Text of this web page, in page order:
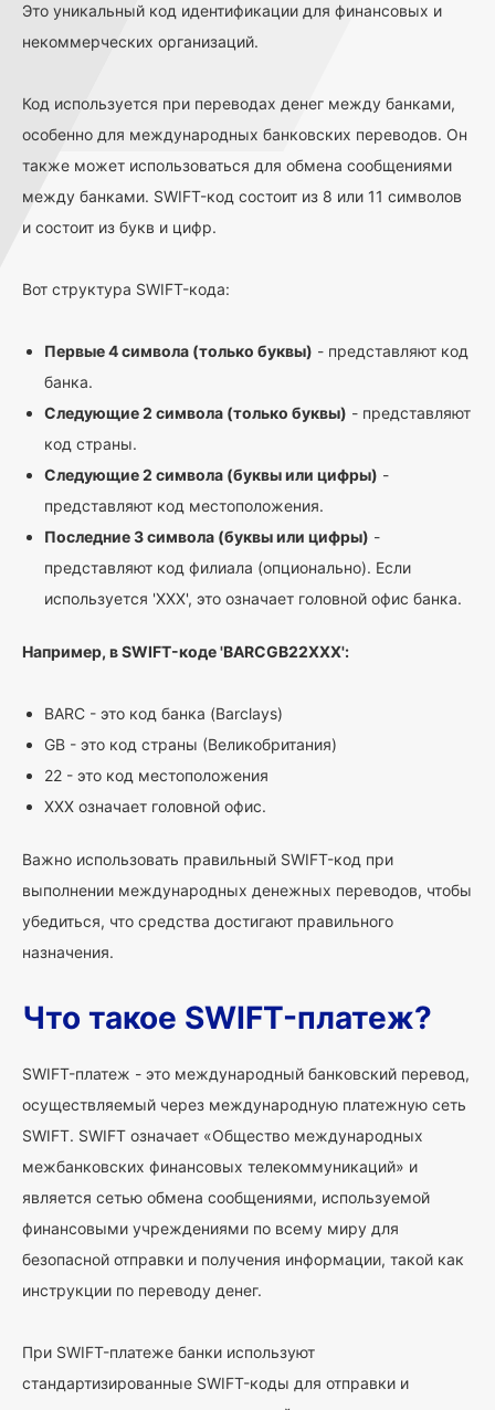
Это уникальный код идентификации для финансовых и
некоммерческих организаций.
Код используется при переводах денег между банками,
особенно для международных банковских переводов. Он
также может использоваться для обмена сообщениями
между банками. SWIFT-код состоит из 8 или 11 символов
и состоит из букв и цифр.
Вот структура SWIFT-кода:
Первые 4 символа (только буквы) - представляют код
банка.
Следующие 2 символа (только буквы) - представляют
код страны.
Следующие 2 символа (буквы или цифры) -
представляют код местоположения.
Последние 3 символа (буквы или цифры) -
представляют код филиала (опционально). Если
используется 'XXX', это означает головной офис банка.
Например, в SWIFT-коде 'BARCGB22XXX':
BARC - это код банка (Barclays)
GB - это код страны (Великобритания)
22 - это код местоположения
XXX означает головной офис.
Важно использовать правильный SWIFT-код при
выполнении международных денежных переводов, чтобы
убедиться, что средства достигают правильного
назначения.
Что такое SWIFT-платеж?
SWIFT-платеж - это международный банковский перевод,
осуществляемый через международную платежную сеть
SWIFT. SWIFT означает «Общество международных
межбанковских финансовых телекоммуникаций» и
является сетью обмена сообщениями, используемой
финансовыми учреждениями по всему миру для
безопасной отправки и получения информации, такой как
инструкции по переводу денег.
При SWIFT-платеже банки используют
стандартизированные SWIFT-коды для отправки и